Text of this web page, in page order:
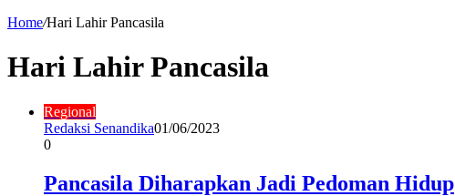
Home/Hari Lahir Pancasila
Hari Lahir Pancasila
Regional
Redaksi Senandika01/06/2023
0
Pancasila Diharapkan Jadi Pedoman Hidup